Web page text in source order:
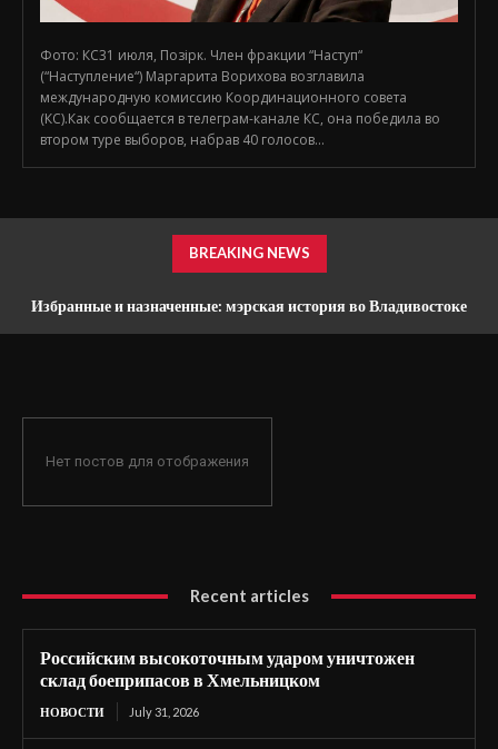
Фото: КС31 июля, Позірк. Член фракции “Наступ“
(“Наступление“) Маргарита Ворихова возглавила
международную комиссию Координационного совета
(КС).Как сообщается в телеграм-канале КС, она победила во
втором туре выборов, набрав 40 голосов...
BREAKING NEWS
Избранные и назначенные: мэрская история во Владивостоке
Нет постов для отображения
Recent articles
Российским высокоточным ударом уничтожен
склад боеприпасов в Хмельницком
НОВОСТИ July 31, 2026